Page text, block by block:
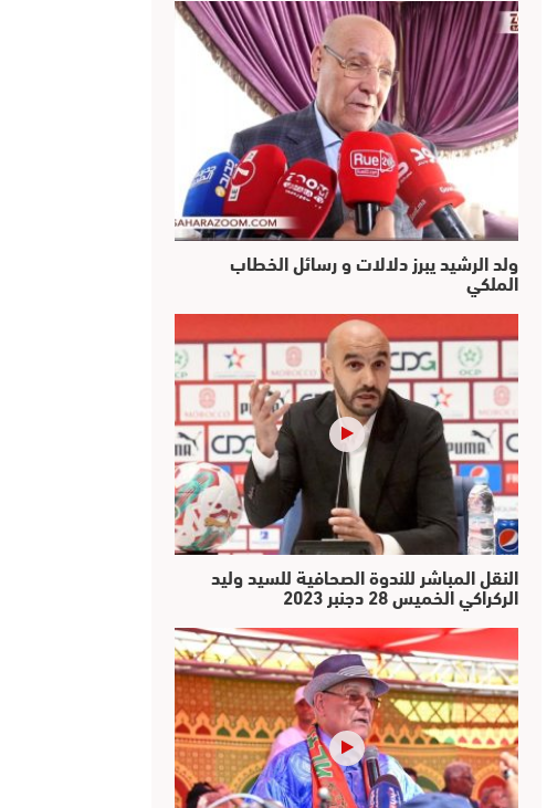
ولد الرشيد يبرز دلالات و رسائل الخطاب
الملكي
النقل المباشر للندوة الصحافية للسيد وليد
الركراكي الخميس 28 دجنبر 2023